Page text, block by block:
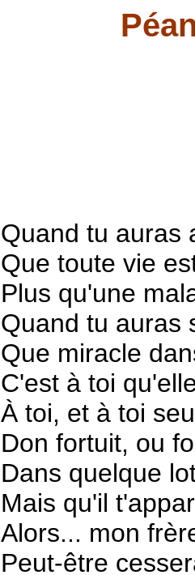
Quand tu auras
Que toute vie
Plus qu'une
Quand tu auras
Que miracle
C'est à toi
À toi, et à toi
Don fortuit, ou
Dans quelque
Mais qu'il
Alors... mon
Peut-être